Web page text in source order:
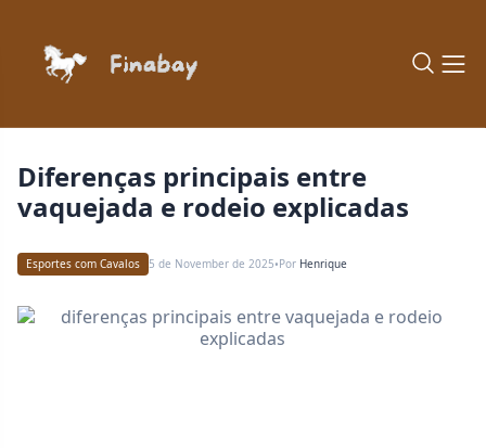
Esportes com Cavalos 5 de November de 2025•Por Henrique
diferenças principais entre
vaquejada e rodeio explicadas